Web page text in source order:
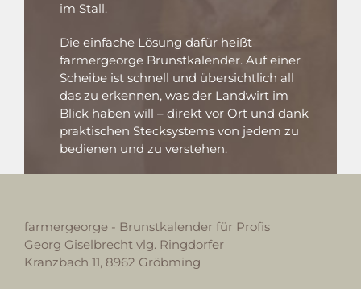
im Stall.
Die einfache Lösung dafür heißt
farmergeorge Brunstkalender. Auf einer
Scheibe ist schnell und übersichtlich all
das zu erkennen, was der Landwirt im
Blick haben will – direkt vor Ort und dank
praktischen Stecksystems von jedem zu
bedienen und zu verstehen.
farmergeorge - Brunstkalender für Profis
Georg Giselbrecht vlg. Ringdorfer
Kranzbach 11, 8962 Gröbming